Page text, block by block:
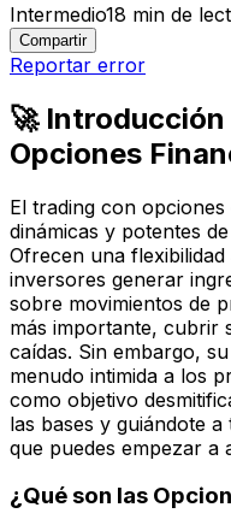
Intermedio18 min de
Compartir
Reportar error
🚀
Opciones
El trading con
dinámicas y potentes
Ofrecen una
inversores generar
sobre movimientos de
más importante, cubrir
caídas. Sin embargo,
menudo intimida a los
como objetivo
las bases y guiándote
que puedes empezar a
¿Qué son las